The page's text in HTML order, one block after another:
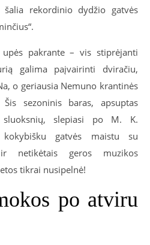
rekordinio dydžio gatvės
upės pakrante – vis stiprėjanti
galima paįvairinti dviračiu,
o geriausia Nemuno krantinės
sezoninis baras, apsuptas
sluoksnių, slepiasi po M. K.
gatvės maistu su
netikėtais geros muzikos
tikrai nusipelnė!
po atviru